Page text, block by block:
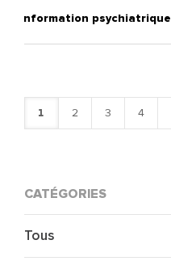
L’Information psychiatrique
1 2 3 4
CATÉGORIES
Tous